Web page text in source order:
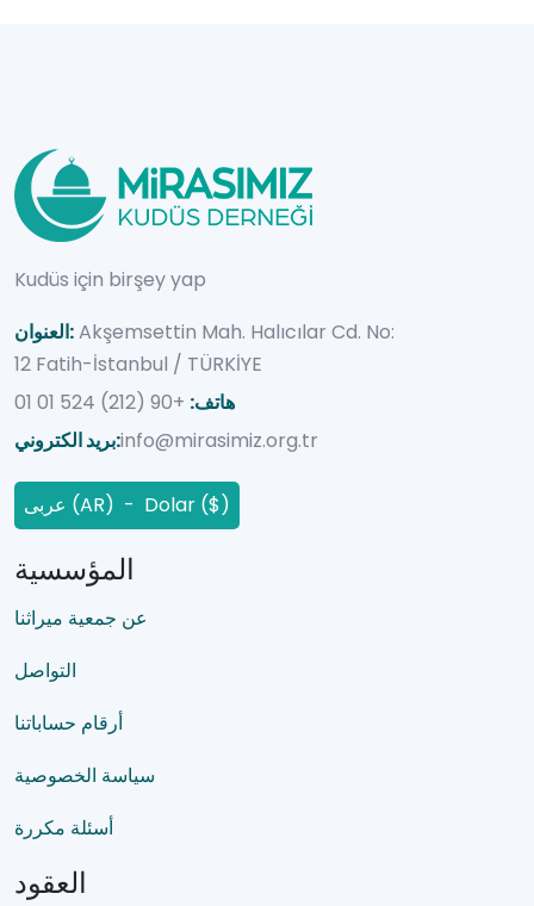
Kudüs için birşey yap
العنوان:Akşemsettin Mah. Halıcılar Cd. No:
12 Fatih-İstanbul / TÜRKİYE
هاتف: +90 (212) 524 01 01
بريد الكتروني:info@mirasimiz.org.tr
عربى (AR) - Dolar ($)
المؤسسية
عن جمعية ميراثنا
التواصل
أرقام حساباتنا
سياسة الخصوصية
أسئلة مكررة
العقود